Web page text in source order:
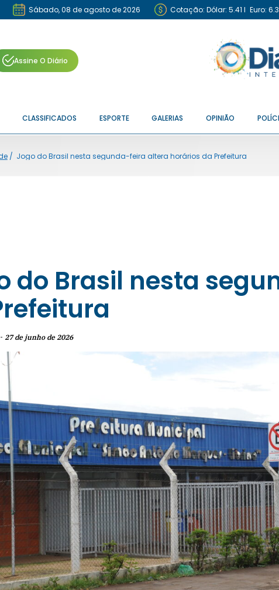
Sábado, 08 de agosto de 2026 Cotação: Dólar: 5.41 I Euro:
Assine O Diário
CLASSIFICADOS ESPORTE GALERIAS OPINIÃO
/ Jogo do Brasil nesta segunda-feira altera horários da Prefeitura
do Brasil nesta
27 de junho de 2026